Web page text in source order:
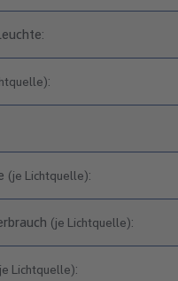
:
(je Lichtquelle):
(je Lichtquelle):
Lichtquelle):